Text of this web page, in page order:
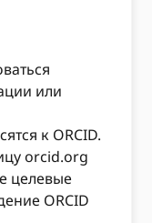
или
к ORCID.
orcid.org
целевые
ORCID